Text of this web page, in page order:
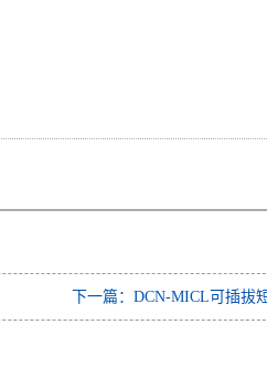
下一篇：DCN-MICL可插拔